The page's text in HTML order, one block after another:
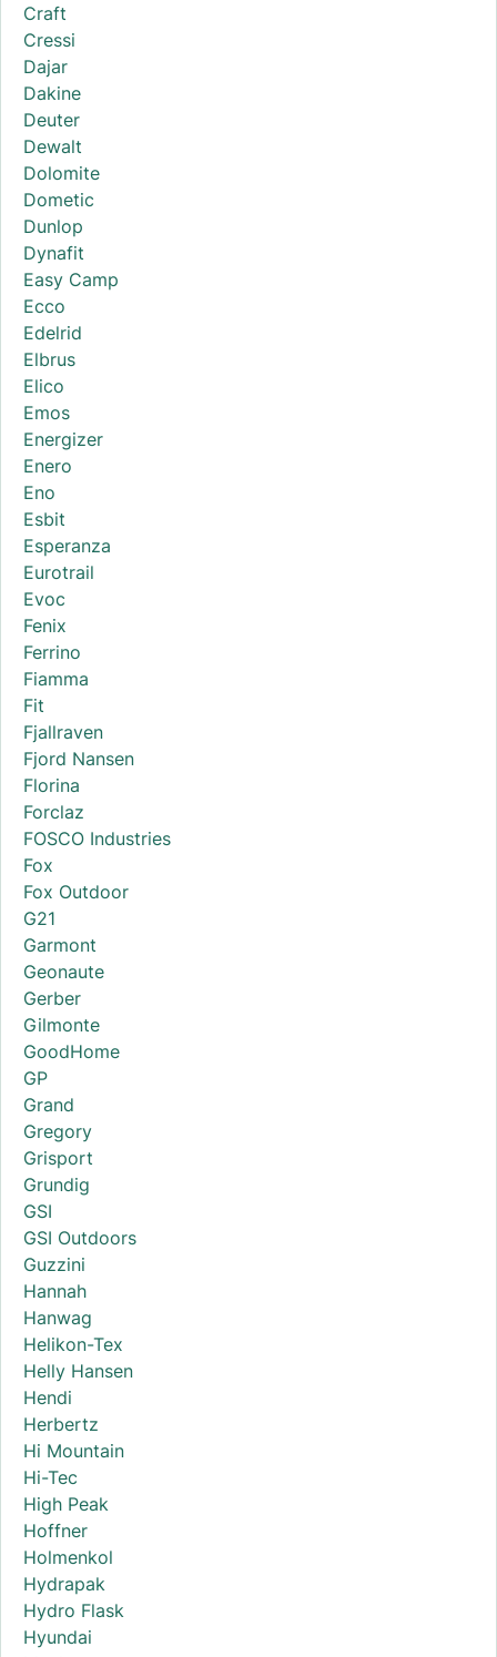
Craft
Cressi
Dajar
Dakine
Deuter
Dewalt
Dolomite
Dometic
Dunlop
Dynafit
Easy Camp
Ecco
Edelrid
Elbrus
Elico
Emos
Energizer
Enero
Eno
Esbit
Esperanza
Eurotrail
Evoc
Fenix
Ferrino
Fiamma
Fit
Fjallraven
Fjord Nansen
Florina
Forclaz
FOSCO Industries
Fox
Fox Outdoor
G21
Garmont
Geonaute
Gerber
Gilmonte
GoodHome
GP
Grand
Gregory
Grisport
Grundig
GSI
GSI Outdoors
Guzzini
Hannah
Hanwag
Helikon-Tex
Helly Hansen
Hendi
Herbertz
Hi Mountain
Hi-Tec
High Peak
Hoffner
Holmenkol
Hydrapak
Hydro Flask
Hyundai